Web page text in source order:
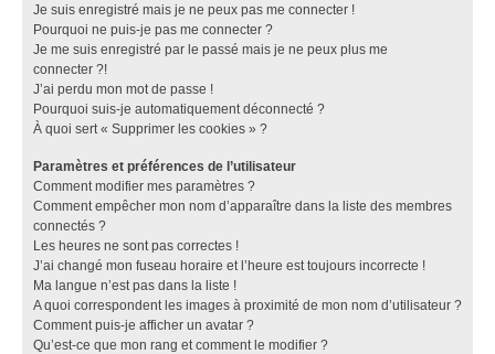
Je suis enregistré mais je ne peux pas me connecter !
Pourquoi ne puis-je pas me connecter ?
Je me suis enregistré par le passé mais je ne peux plus me
connecter ?!
J’ai perdu mon mot de passe !
Pourquoi suis-je automatiquement déconnecté ?
À quoi sert « Supprimer les cookies » ?
Paramètres et préférences de l’utilisateur
Comment modifier mes paramètres ?
Comment empêcher mon nom d’apparaître dans la liste des membres
connectés ?
Les heures ne sont pas correctes !
J’ai changé mon fuseau horaire et l’heure est toujours incorrecte !
Ma langue n’est pas dans la liste !
A quoi correspondent les images à proximité de mon nom d’utilisateur ?
Comment puis-je afficher un avatar ?
Qu’est-ce que mon rang et comment le modifier ?